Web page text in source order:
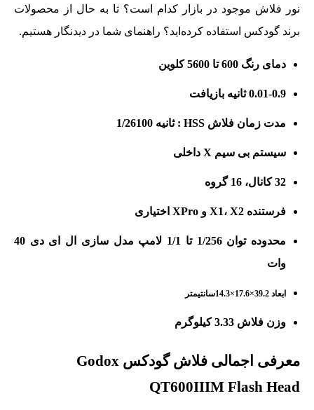
نور فلاش موجود در بازار کدام است؟ تا به حال از محصولات
برند گودکس استفاده کرده‌اید؟ راهنمای شما در دیدنگار هستیم.
دمای رنگ 600 تا 5600 کلوین
0.01-0.9 ثانیه بازیافت
مدت زمان فلاش HSS : ثانیه 1/26100
سیستم بی سیم X داخلی
32 کانال، 16 گروه
فرستنده X1، X2 و XPro اختیاری
محدوده توان 1/256 تا 1/1 لامپ مدل سازی ال ای دی 40
وات
ابعاد 39.2×17.6×14.3سانتیمتر
وزن فلاش 3.33 کیلوگرم
معرفی اجمالی فلاش گودکس Godox
QT600IIIM Flash Head